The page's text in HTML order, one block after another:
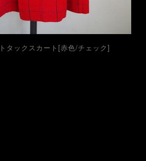
タックスカート[赤色/チェック]